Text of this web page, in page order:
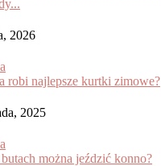
2026
robi najlepsze kurtki zimowe?
2025
można jeździć konno?